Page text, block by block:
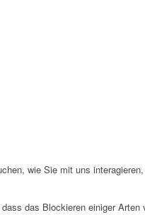
wie Sie mit uns
das Blockieren einiger